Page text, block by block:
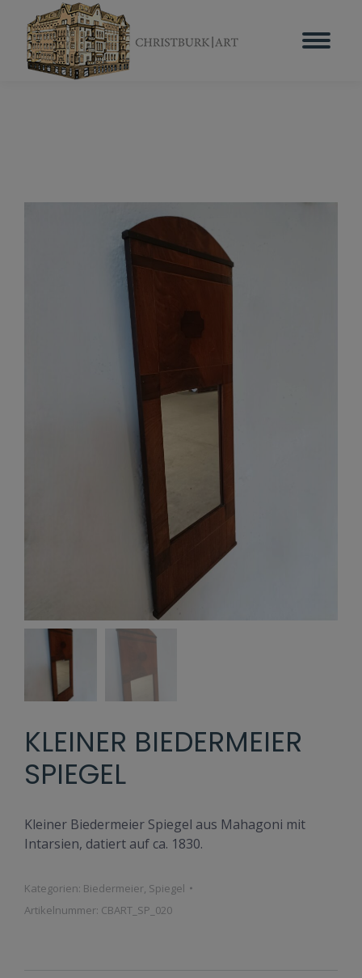
KLEINER BIEDERMEIER
SPIEGEL
Kleiner Biedermeier Spiegel aus Mahagoni mit
Intarsien, datiert auf ca. 1830.
Kategorien: Biedermeier, Spiegel
Artikelnummer: CBART_SP_020